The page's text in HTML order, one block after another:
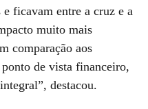
ficavam entre a cruz e a
muito mais
comparação aos
de vista financeiro,
destacou.